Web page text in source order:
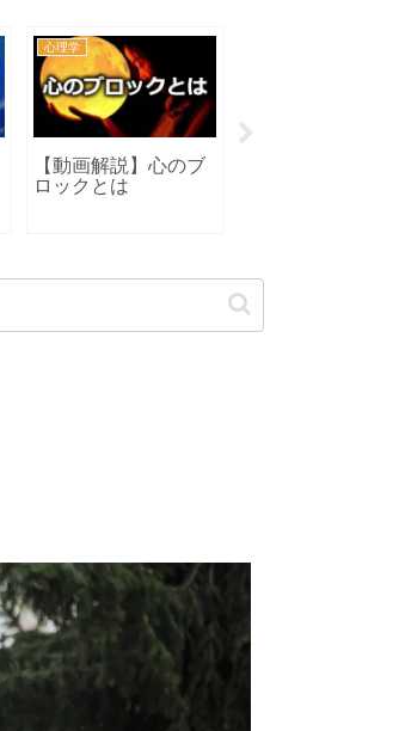
カウンセラー
変わろうとしないク
ライエントへの向き